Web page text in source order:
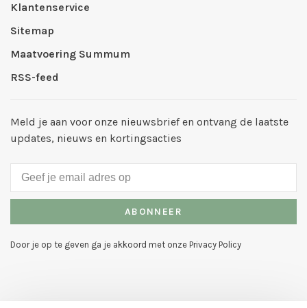
Klantenservice
Sitemap
Maatvoering Summum
RSS-feed
Meld je aan voor onze nieuwsbrief en ontvang de laatste
updates, nieuws en kortingsacties
ABONNEER
Door je op te geven ga je akkoord met onze Privacy Policy